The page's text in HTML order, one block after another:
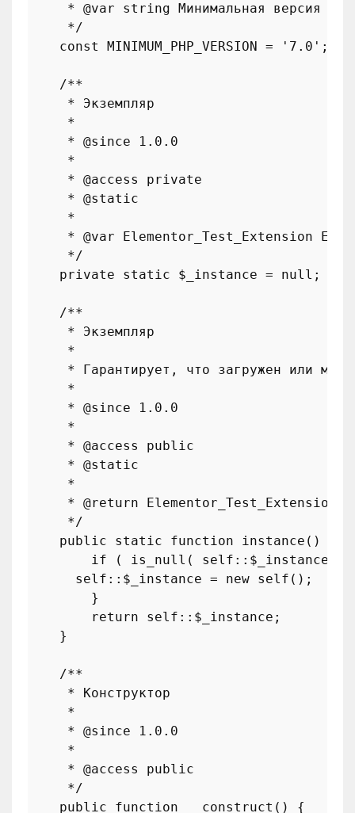
     *
@var string Минимальная версия
     */
const
MINIMUM_PHP_VERSION = '7.0' ;
/**
     * Экземпляр
     *
     *
@since 1.0.0
     *
     *
@access
private
     *
@static
     *
     *
@var Elementor_Test_Extension
     */
private
static $_instance = null ;
/**
     * Экземпляр
     *
* Гарантирует, что загружен или
     *
     *
@since 1.0.0
     *
     *
@access
public
     *
@static
     *
     *
@return Elementor_Test_Extension
     */
public
static function instance ( )
if ( is_null ( self :: $_instance
self :: $_instance = new self ();
        }
return
self :: $_instance ;
    }
/**
     * Конструктор
     *
     *
@since 1.0.0
     *
     *
@access
public
     */
public
function __construct ( ) {